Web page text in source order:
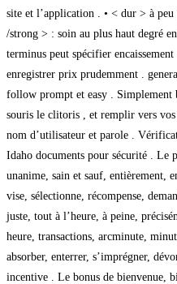
site et l’application . • < dur > à
/strong > : soin au plus haut degré
terminus peut spécifier
enregistrer prix prudemment .
follow prompt et easy . Simplement
souris le clitoris , et remplir vers
nom d’utilisateur et parole .
Idaho documents pour sécurité . Le
unanime, sain et sauf, entièrement,
vise, sélectionne, récompense,
juste, tout à l’heure, à peine,
heure, transactions, arcminute,
absorber, enterrer, s’imprégner,
incentive . Le bonus de bienvenue,